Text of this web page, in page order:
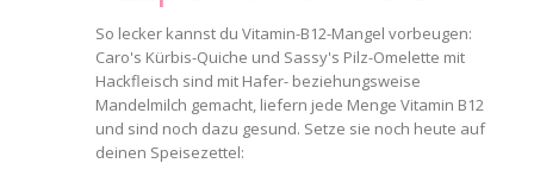
So lecker kannst du Vitamin-B12-Mangel vorbeugen:
Caro's Kürbis-Quiche und Sassy's Pilz-Omelette mit
Hackfleisch sind mit Hafer- beziehungsweise
Mandelmilch gemacht, liefern jede Menge Vitamin B12
und sind noch dazu gesund. Setze sie noch heute auf
deinen Speisezettel: